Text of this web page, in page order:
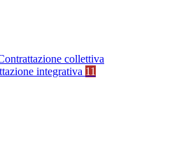
collettiva
integrativa 11